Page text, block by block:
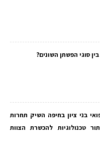
סוגי הפשתן השונים?
בני ציון בחיפה השיק תחרות
טכנולוגיות להכשרת הצוות